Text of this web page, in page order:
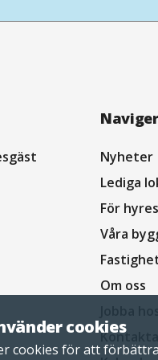
cookies
cookies för att förbättra
Nyheter
Lediga
För
Våra
Om oss
Kontakta